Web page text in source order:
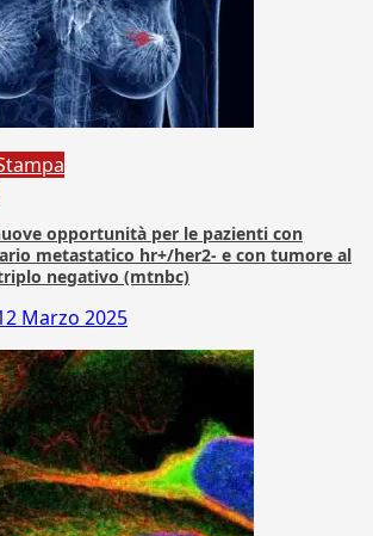
opportunità per le pazienti con
metastatico hr+/her2- e con tumore al
negativo (mtnbc)
Marzo 2025